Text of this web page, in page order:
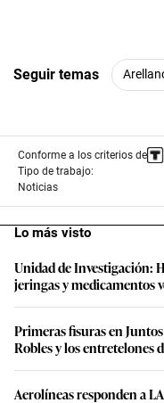
Seguir temas
Conforme a los criterios de
Tipo de trabajo:
Noticias
Lo más visto
Unidad de Investigación:
jeringas y medicamentos
Primeras fisuras en
Robles y los entretelones
Aerolíneas responden a